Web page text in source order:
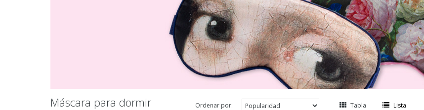
Máscara para dormir Ordenar por: Tabla Lista